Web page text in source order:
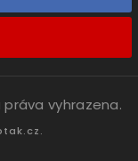
práva vyhrazena.